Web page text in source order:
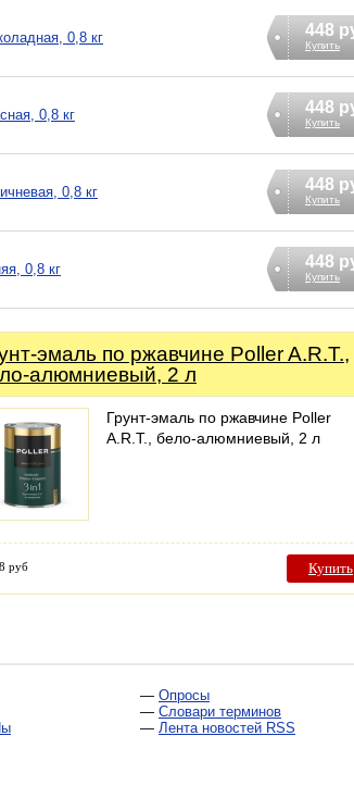
0,8 кг 448
Купить
0,8 кг 448
Купить
0,8 кг 448
Купить
0,8 кг 448
Купить
эмаль по ржавчине Poller A.R.T.,
алюмниевый, 2 л
Грунт-эмаль по ржавчине Poller
A.R.T., бело-алюмниевый, 2 л
руб Купить
— Опросы
— Словари терминов
— Лента новостей RSS